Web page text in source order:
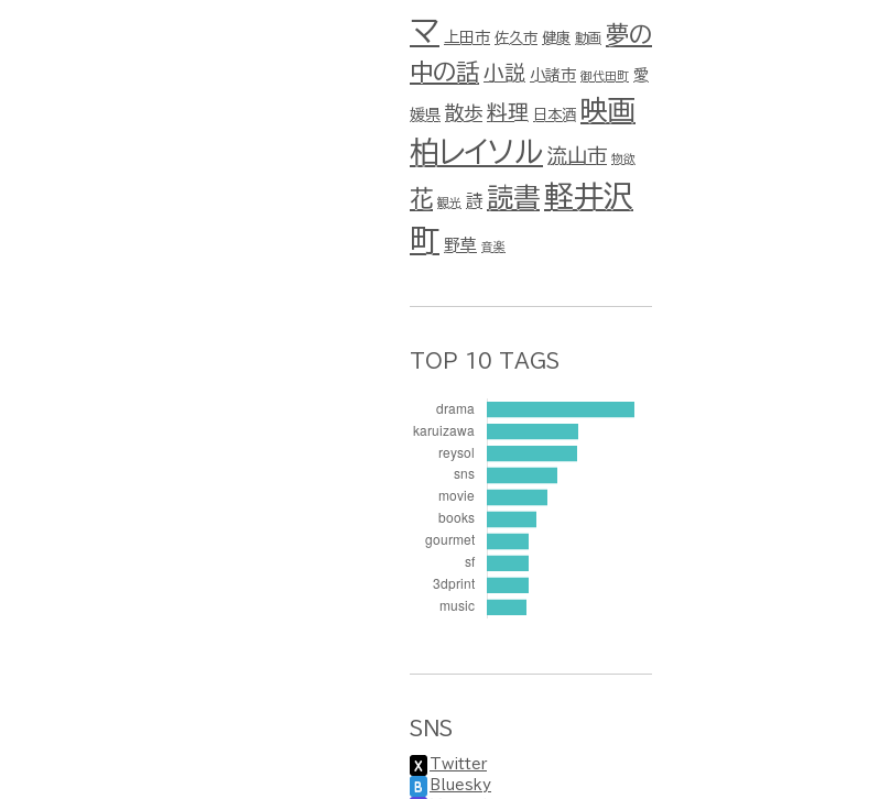
マ
上田市 佐久市 健康 動画 夢の
中の話 小説 小諸市 御代田町 愛
媛県 散歩 料理 日本酒 映画
柏レイソル 流山市 物欲
花 観光 詩 読書軽井沢
町 野草 音楽
TOP 10 TAGS
SNS
X Twitter
B Bluesky